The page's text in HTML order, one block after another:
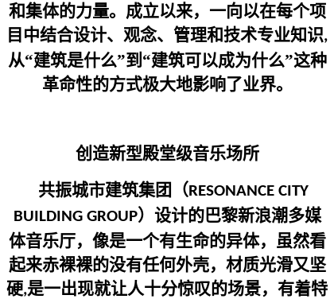
和集体的力量。成立以来，一向以在每个项
目中结合设计、观念、管理和技术专业知识,
从“建筑是什么”到“建筑可以成为什么”这种
革命性的方式极大地影响了业界。
创造新型殿堂级音乐场所
共振城市建筑集团（ RESONANCE CITY
BUILDING GROUP）设计的巴黎新浪潮多媒
体音乐厅，像是一个有生命的异体，虽然看
起来赤裸裸的没有任何外壳，材质光滑又坚
硬,是一出现就让人十分惊叹的场景，有着特